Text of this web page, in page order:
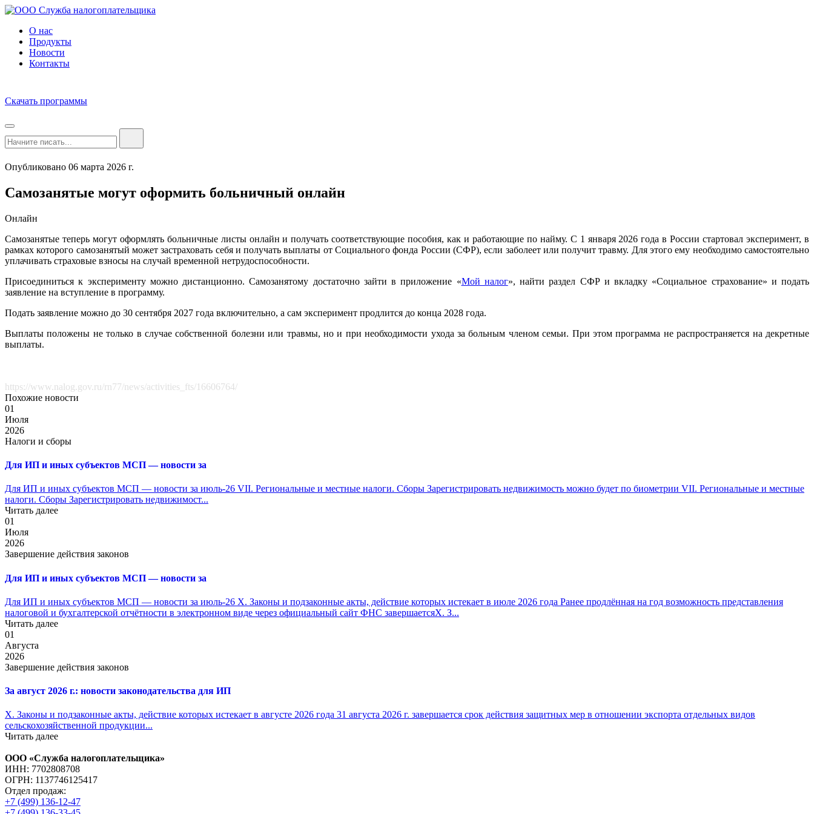
О нас
Продукты
Новости
Контакты
Скачать программы
Опубликовано 06 марта 2026 г.
Самозанятые могут оформить больничный онлайн
Онлайн
Самозанятые теперь могут оформлять больничные листы онлайн и получать соответствующие пособия, как и работающие по найму. С 1 января 2026 года в России стартовал эксперимент, в
рамках которого самозанятый может застраховать себя и получать выплаты от Социального фонда России (СФР), если заболеет или получит травму. Для этого ему необходимо самостоятельно
уплачивать страховые взносы на случай временной нетрудоспособности.
Присоединиться к эксперименту можно дистанционно. Самозанятому достаточно зайти в приложение «Мой налог», найти раздел СФР и вкладку «Социальное страхование» и подать
заявление на вступление в программу.
Подать заявление можно до 30 сентября 2027 года включительно, а сам эксперимент продлится до конца 2028 года.
Выплаты положены не только в случае собственной болезни или травмы, но и при необходимости ухода за больным членом семьи. При этом программа не распространяется на декретные
выплаты.
https://www.nalog.gov.ru/rn77/news/activities_fts/16606764/
Похожие новости
01
Июля
2026
Налоги и сборы
Для ИП и иных субъектов МСП — новости за
Для ИП и иных субъектов МСП — новости за июль-26 VII. Региональные и местные налоги. Сборы Зарегистрировать недвижимость можно будет по биометрии VII. Региональные и местные
налоги. Сборы Зарегистрировать недвижимост...
Читать далее
01
Июля
2026
Завершение действия законов
Для ИП и иных субъектов МСП — новости за
Для ИП и иных субъектов МСП — новости за июль-26 X. Законы и подзаконные акты, действие которых истекает в июле 2026 года Ранее продлённая на год возможность представления
налоговой и бухгалтерской отчётности в электронном виде через официальный сайт ФНС завершаетсяX. З...
Читать далее
01
Августа
2026
Завершение действия законов
За август 2026 г.: новости законодательства для ИП
X. Законы и подзаконные акты, действие которых истекает в августе 2026 года 31 августа 2026 г. завершается срок действия защитных мер в отношении экспорта отдельных видов
сельскохозяйственной продукции...
Читать далее
ООО «Служба налогоплательщика»
ИНН: 7702808708
ОГРН: 1137746125417
Отдел продаж:
+7 (499) 136-12-47